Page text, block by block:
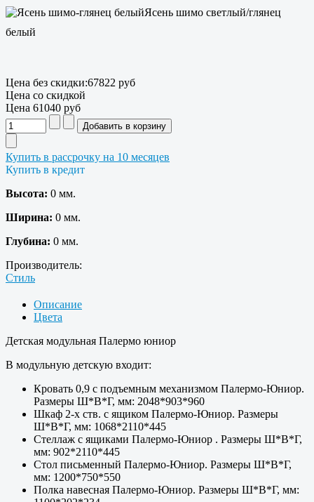
Ясень шимо светлый/глянец
белый
Цена без скидки:67822 руб
Цена со скидкой
Цена 61040 руб
Купить в рассрочку на 10 месяцев
Купить в кредит
Высота: 0 мм.
Ширина: 0 мм.
Глубина: 0 мм.
Производитель:
Стиль
Описание
Цвета
Детская модульная Палермо юниор
В модульную детскую входит:
Кровать 0,9 с подъемным механизмом Палермо-Юниор.
Размеры Ш*В*Г, мм: 2048*903*960
Шкаф 2-х ств. с ящиком Палермо-Юниор. Размеры
Ш*В*Г, мм: 1068*2110*445
Стеллаж с ящиками Палермо-Юниор . Размеры Ш*В*Г,
мм: 902*2110*445
Стол письменный Палермо-Юниор. Размеры Ш*В*Г,
мм: 1200*750*550
Полка навесная Палермо-Юниор. Размеры Ш*В*Г, мм: